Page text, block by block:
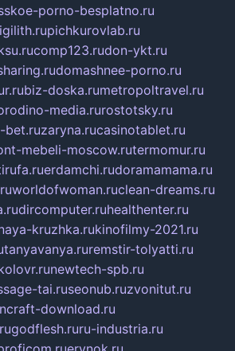
porno-besplatno.ru
pichkurovlab.ru
comp123.rudon-ykt.ru
domashnee-porno.ru
biz-doska.rumetropoltravel.ru
media.rurostotsky.ru
bet.ruzaryna.rucasinotablet.ru
mebeli-moscow.rutermomur.ru
erdamchi.rudoramamama.ru
worldofwoman.ruclean-dreams.ru
dircomputer.ruhealthenter.ru
kruzhka.rukinofilmy-2021.ru
tanyavanya.ruremstir-tolyatti.ru
newtech-spb.ru
tai.ruseonub.ruzvonitut.ru
download.ru
godflesh.ruru-industria.ru